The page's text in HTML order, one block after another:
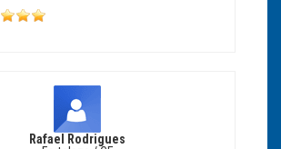
Rafael Rodrigues